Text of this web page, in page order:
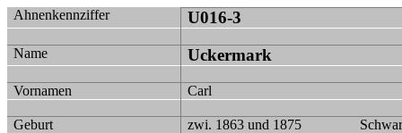
Ahnenkennziffer U016-3
Name Uckermark
Vornamen Carl
Geburt zwi. 1863 und 1875